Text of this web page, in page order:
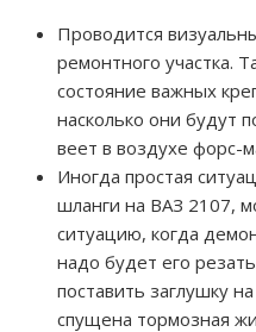
Проводится
ремонтного участка.
состояние важных
насколько они будут
веет в воздухе форс-
Иногда простая
шланги на ВАЗ 2107,
ситуацию, когда
надо будет его
поставить заглушку
спущена тормозная